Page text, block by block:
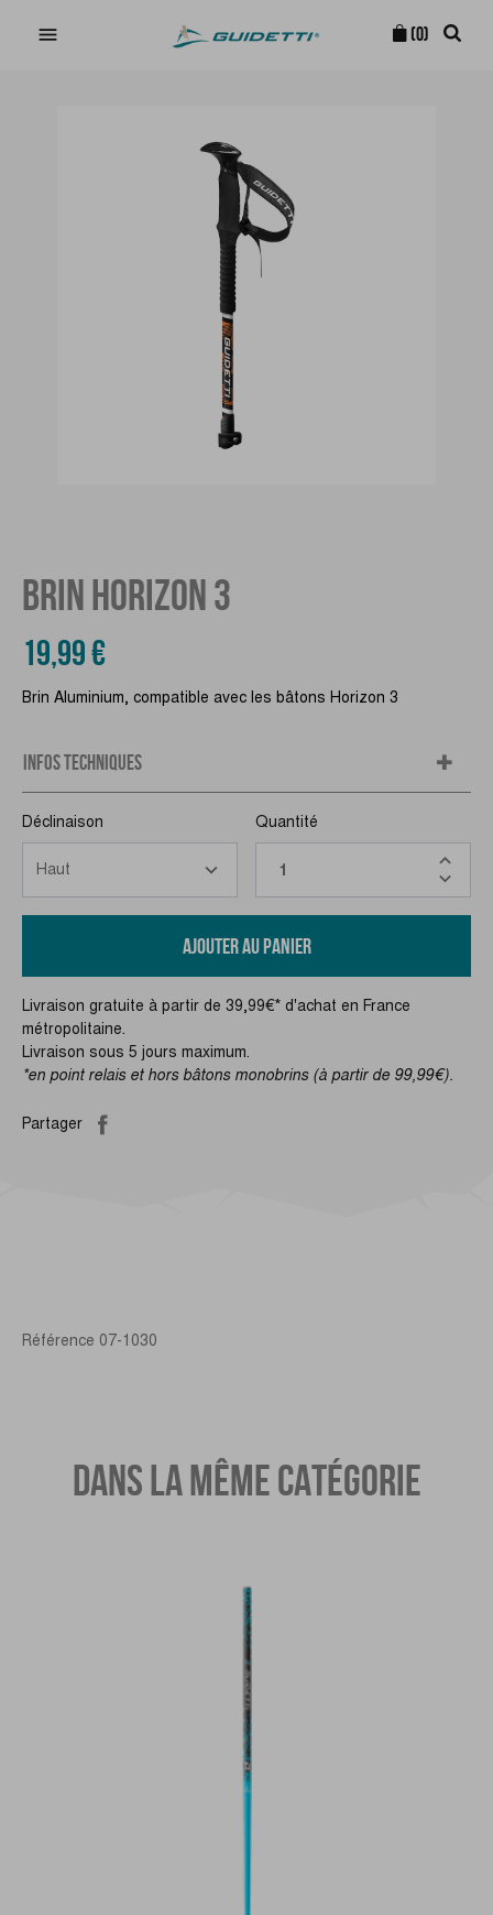
 (0)
BRIN HORIZON 3
19,99 €
Brin Aluminium, compatible avec les bâtons Horizon 3
INFOS TECHNIQUES
Déclinaison Quantité
AJOUTER AU PANIER
Livraison gratuite à partir de 39,99€* d'achat en France
métropolitaine.
Livraison sous 5 jours maximum.
*en point relais et hors bâtons monobrins (à partir de 99,99€).
Partager
Référence 07-1030
DANS LA MÊME CATÉGORIE